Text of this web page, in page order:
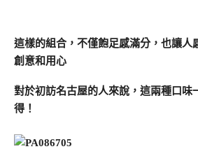
這樣的組合，不僅飽足感滿分，也讓人
創意和用心
對於初訪名古屋的人來說，這兩種口味
得！